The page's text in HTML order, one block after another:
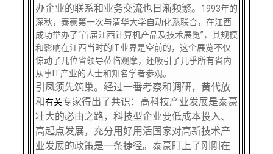
办企业的联系和业务交流也日渐频繁。
1993年的
深秋，泰豪第一次与清华大学自动化系联合，在江西
成功举办了“首届江西计算机产品及技术展览”，其规模
和影响在江西当时的IT业界是空前的，这个展览不仅
惊动了几位省领导莅临观摩，还吸引了几乎所有省内
从事IT产业的人士和知名学者参观。
引凤须先筑巢。经过一番考察和调研，黄代放
和有关专家得出了共识：高科技产业发展是泰豪
壮大的必由之路，科技型企业要低成本投入、
高起点发展，充分用好用活国家对高新技术产
业发展的政策是一条捷径。泰豪盯上了刚刚在